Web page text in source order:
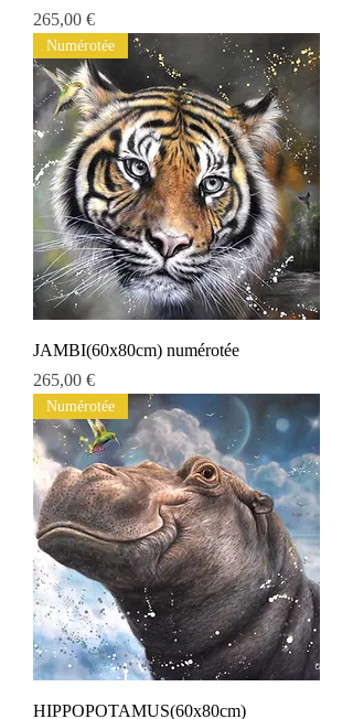
Prix
265,00 €
Numérotée
JAMBI(60x80cm) numérotée
Prix
265,00 €
Numérotée
HIPPOPOTAMUS(60x80cm)